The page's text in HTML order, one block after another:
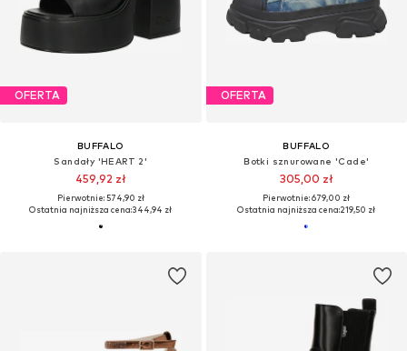
OFERTA
BUFFALO
Sandały 'HEART 2'
459,92 zł
Pierwotnie: 574,90 zł
Ostatnia najniższa cena:344,94 zł
OFERTA
BUFFALO
Botki sznurowane 'Cade'
305,00 zł
Pierwotnie: 679,00 zł
Ostatnia najniższa cena:219,50 zł